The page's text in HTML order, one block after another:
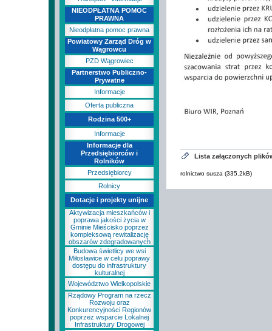
NIEODPŁATNA POMOC
PRAWNA
Nieodpłatna pomoc prawna
Powiatowy Zarząd Dróg w
Wągrowcu
PZD Wągrowiec
Partnerstwo Publiczno-
Prywatne
Informacje
Oferta publiczna
Rodzina 500+
Informacje
Informacje dla
Przedsiębiorców i
Rolników
Przedsiębiorcy
Rolnicy
Dotacje i projekty unijne
Aktywizacja mieszkańców i
poprawa jakości życia w
Gminie Mieścisko poprzez
kompleksową rewitalizację
obszarów zdegradowanych
Budowa świetlicy we wsi
Miłosławice w celu poprawy
dostępu do infrastruktury
kulturalnej
Województwo Wielkopolskie
Rządowy Program na rzecz
Rozwoju oraz
Konkurencyjności Regionów
poprzez wsparcie Lokalnej
Infrastruktury Drogowej
Lista załączonych
rolnictwo susza (335.2kB)